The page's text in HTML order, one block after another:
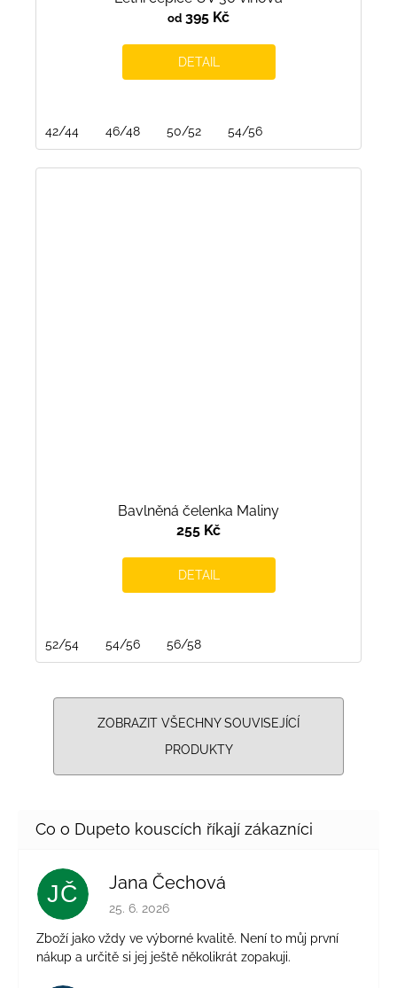
od 395 Kč
DETAIL
42/44 46/48 50/52 54/56
Bavlněná čelenka Maliny
255 Kč
DETAIL
52/54 54/56 56/58
ZOBRAZIT VŠECHNY SOUVISEJÍCÍ
PRODUKTY
JČ Jana Čechová
Hodnocení obchodu je 5 z 5 hvězdiček.
25. 6. 2026
Zboží jako vždy ve výborné kvalitě. Není to můj první
nákup a určitě si jej ještě několikrát zopakuji.